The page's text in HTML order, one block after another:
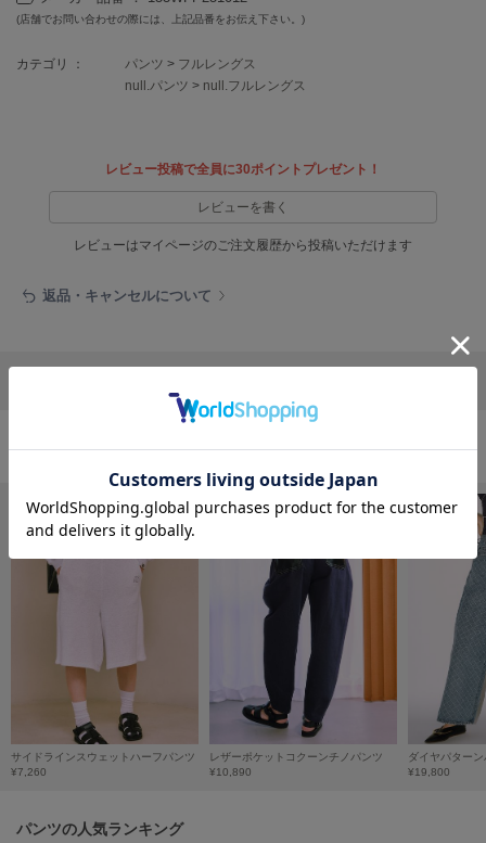
EIMY ISTOIRE
エイミー イストワール
emmi
emmi yoga
ETRÉ TOKYO
フレイアイディー
FURFUR
GELATO PIQUE CAT&DOG
ジェラート ピケ キャットアンドドッグ
gelato pique Sleep
ジェラート ピケ スリープ
GRAMICCI
グラミチ
(店舗でお問い合わせの際には、上記品番をお伝え下さい。)
カテゴリ ： パンツ > フルレングス
null.パンツ > null.フルレングス
レビュー投稿で全員に30ポイントプレゼント！
レビューを書く
レビューはマイページのご注文履歴から投稿いただけます
返品・キャンセルについて
サイドラインスウェットハーフパンツ
¥7,260
レザーポケットコクーンチノパンツ
¥10,890
¥19,800
パンツの人気ランキング